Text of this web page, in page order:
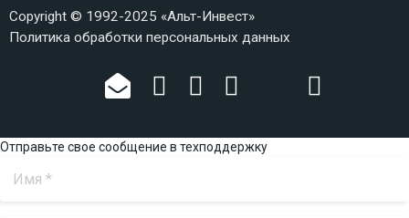
Copyright © 1992-2025 «Альт-Инвест»
Политика обработки персональных данных
Отправьте свое сообщение в техподдержку